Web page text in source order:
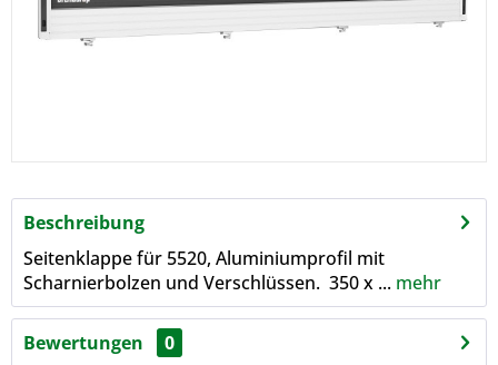
Beschreibung
Seitenklappe für 5520, Aluminiumprofil mit
Scharnierbolzen und Verschlüssen. 350 x ... mehr
Bewertungen
0